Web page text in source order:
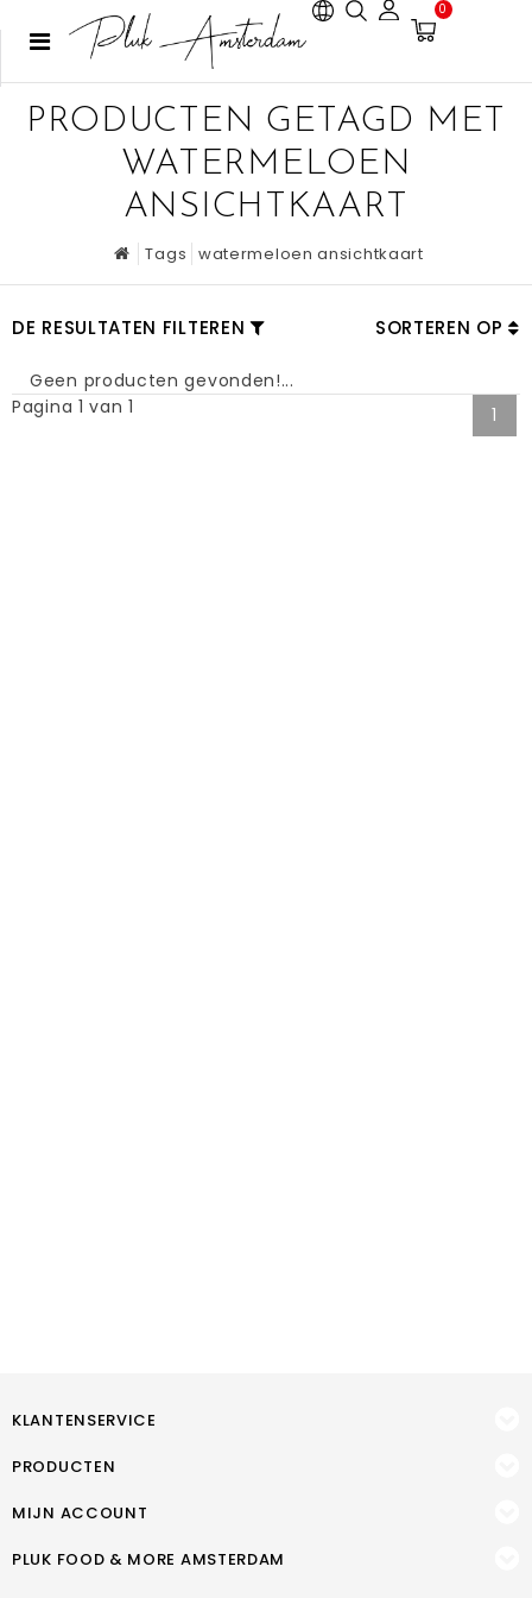
0
PRODUCTEN GETAGD MET
WATERMELOEN
ANSICHTKAART
Tags watermeloen ansichtkaart
DE RESULTATEN FILTEREN SORTEREN OP
Geen producten gevonden!...
Pagina 1 van 1
1
KLANTENSERVICE
PRODUCTEN
MIJN ACCOUNT
PLUK FOOD & MORE AMSTERDAM